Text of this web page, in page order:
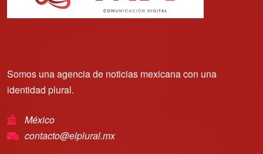
Somos una agencia de noticias mexicana con una
identidad plural.
México
contacto@elplural.mx